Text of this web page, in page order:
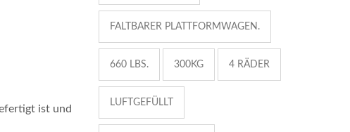
ist und
FALTBARER PLATTFORMWAGEN.
660 LBS. 300KG 4 RÄDER
LUFTGEFÜLLT